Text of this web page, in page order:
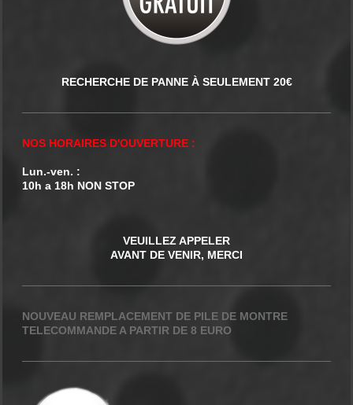
RECHERCHE DE PANNE À SEULEMENT 20€
NOS HORAIRES D'OUVERTURE :
Lun.-ven. :
10h a 18h NON STOP
VEUILLEZ APPELER
AVANT DE VENIR, MERCI
NOUVEAU REMPLACEMENT DE PILE DE MONTRE
TELECOMMANDE A PARTIR DE 8 EURO